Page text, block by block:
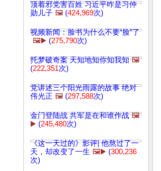
顶着邪党害百姓 习近平咋是习仲
勋儿子 🖼️ (424,969次)
视频新闻：脸书为什么不要“脸”了
🖼️▶️ (275,790次)
托梦破奇案 天知地知你知我知 🖼️
(222,351次)
党讲述三个阳光雨露的故事 绝对
伟光正 🖼️ (297,588次)
金门登陆战 共军是在和谁作战 🖼️
▶️ (245,480次)
《这一天过的》影评| 他熬过了一
天，却改变了一生 🖼️▶️ (300,236
次)